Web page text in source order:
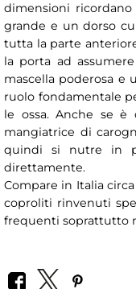
dimensioni
grande e un dorso
tutta la parte
la porta ad
mascella poderosa e
ruolo fondamentale
le ossa. Anche se è
mangiatrice di
quindi si nutre in
direttamente.
Compare in Italia
coproliti rinvenuti
frequenti soprattutto